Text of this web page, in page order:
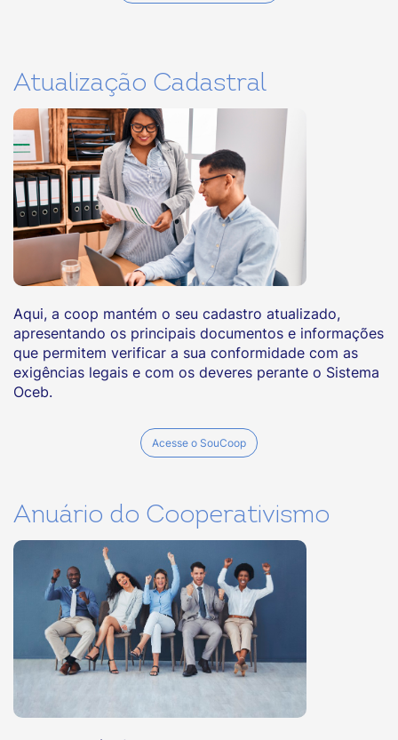
Atualização Cadastral
Aqui, a coop mantém o seu cadastro atualizado,
apresentando os principais documentos e informações
que permitem verificar a sua conformidade com as
exigências legais e com os deveres perante o Sistema
Oceb.
Acesse o SouCoop
Anuário do Cooperativismo